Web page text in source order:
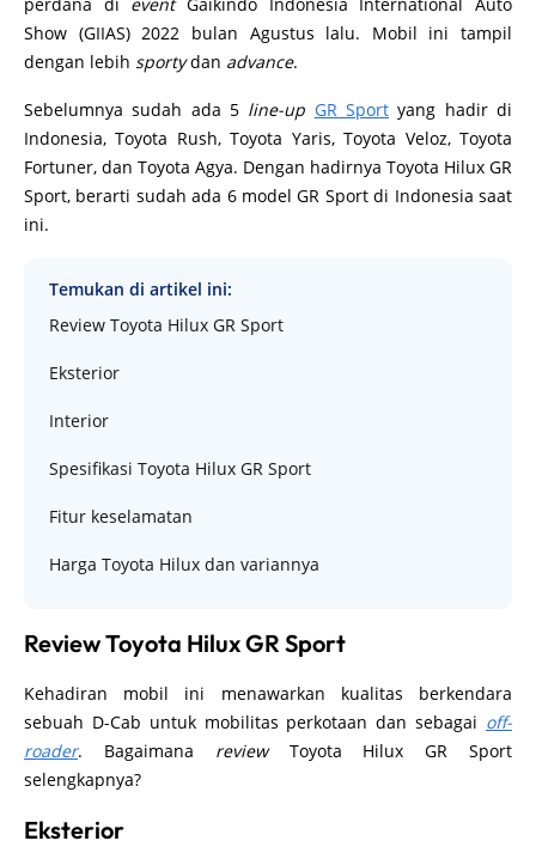
Show (GIIAS) 2022 bulan Agustus lalu. Mobil ini tampil
dengan lebih sportydan advance.
Sebelumnya sudah ada 5 line-up GR Sport yang hadir di
Indonesia, Toyota Rush, Toyota Yaris, Toyota Veloz, Toyota
Fortuner, dan Toyota Agya. Dengan hadirnya Toyota Hilux GR
Sport, berarti sudah ada 6 model GR Sport di Indonesia saat
ini.
Temukan di artikel ini:
Review Toyota Hilux GR Sport
Eksterior
Interior
Spesifikasi Toyota Hilux GR Sport
Fitur keselamatan
Harga Toyota Hilux dan variannya
Review Toyota Hilux GR Sport
Kehadiran mobil ini menawarkan kualitas berkendara
sebuah D-Cab untuk mobilitas perkotaan dan sebagai off-
roader. Bagaimana review Toyota Hilux GR Sport
selengkapnya?
Eksterior